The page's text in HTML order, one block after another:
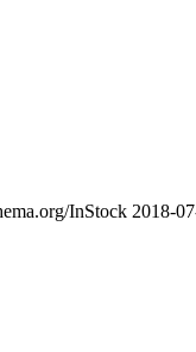
InStock 2018-